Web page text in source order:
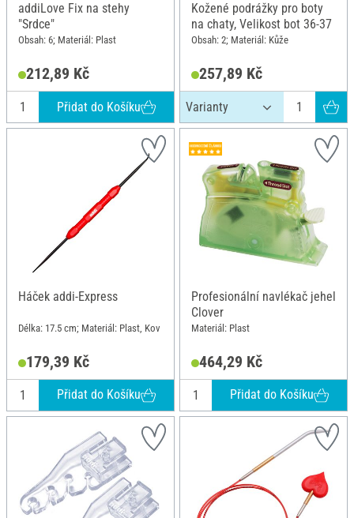
addiLove Fix na stehy
"Srdce"
Obsah: 6; Materiál: Plast
212,89 Kč
Přidat do Košíku
Kožené podrážky pro boty
na chaty, Velikost bot 36-37
Obsah: 2; Materiál: Kůže
257,89 Kč
Háček addi-Express
Délka: 17.5 cm; Materiál: Plast, Kov
179,39 Kč
Přidat do Košíku
Profesionální navlékač jehel
Clover
Materiál: Plast
464,29 Kč
Přidat do Košíku